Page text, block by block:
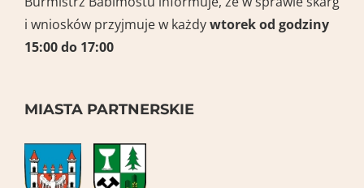
i wniosków przyjmuje w każdywtorekod godziny
15:00 do 17:00
MIASTA PARTNERSKIE